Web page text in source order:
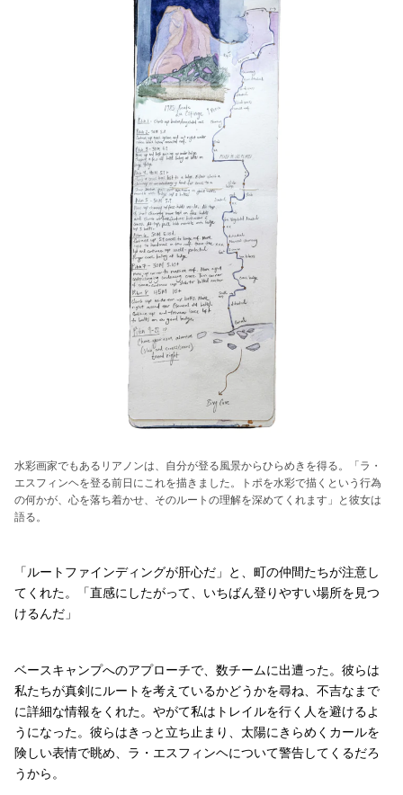
水彩画家でもあるリアノンは、自分が登る風景からひらめきを得る。「ラ・
エスフィンヘを登る前日にこれを描きました。トポを水彩で描くという行為
の何かが、心を落ち着かせ、そのルートの理解を深めてくれます」と彼女は
語る。
「ルートファインディングが肝心だ」と、町の仲間たちが注意し
てくれた。「直感にしたがって、いちばん登りやすい場所を見つ
けるんだ」
ベースキャンプへのアプローチで、数チームに出遭った。彼らは
私たちが真剣にルートを考えているかどうかを尋ね、不吉なまで
に詳細な情報をくれた。やがて私はトレイルを行く人を避けるよ
うになった。彼らはきっと立ち止まり、太陽にきらめくカールを
険しい表情で眺め、ラ・エスフィンヘについて警告してくるだろ
うから。